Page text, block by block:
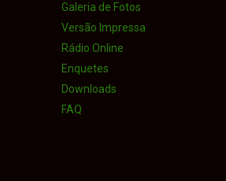
Galeria de Fotos
Versão Impressa
Rádio Online
Enquetes
Downloads
FAQ